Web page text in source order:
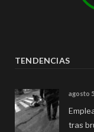
TENDENCIAS
agosto
tras